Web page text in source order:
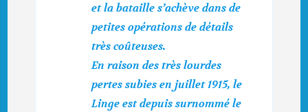
et la bataille s’achève dans de
petites opérations de détails
très coûteuses.
En raison des très lourdes
pertes subies en juillet 1915, le
Linge est depuis surnommé le